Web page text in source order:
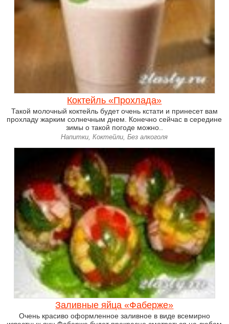
Коктейль «Прохлада»
Такой молочный коктейль будет очень кстати и принесет вам
прохладу жарким солнечным днем. Конечно сейчас в середине
зимы о такой погоде можно..
Напитки, Коктейли, Без алкоголя
Заливные яйца «Фаберже»
Очень красиво оформленное заливное в виде всемирно